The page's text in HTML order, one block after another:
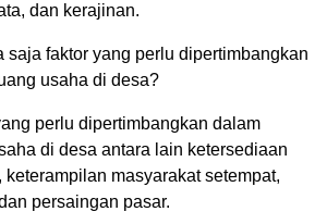
dan kerajinan.
saja faktor yang perlu dipertimbangkan
usaha di desa?
perlu dipertimbangkan dalam
di desa antara lain ketersediaan
masyarakat setempat,
persaingan pasar.